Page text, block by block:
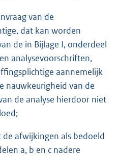
van de
dat kan worden
de in Bijlage I, onderdeel
analysevoorschriften,
aannemelijk
nauwkeurigheid van de
de analyse hierdoor niet
afwijkingen als bedoeld
a, b en c nadere